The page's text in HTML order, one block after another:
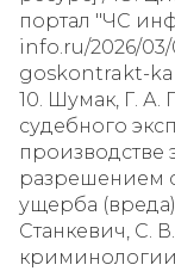
портал "ЧС
info.ru/2026/
goskontrakt-
10. Шумак, Г.
судебного
производстве
разрешением
ущерба (вреда)
Станкевич, С.